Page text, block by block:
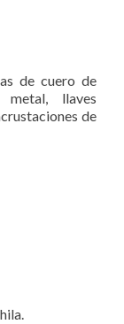
de cuero de
llaves
de